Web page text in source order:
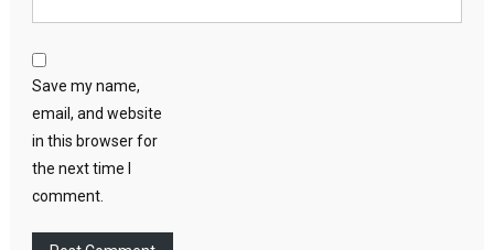
Save my name,
email, and website
in this browser for
the next time I
comment.